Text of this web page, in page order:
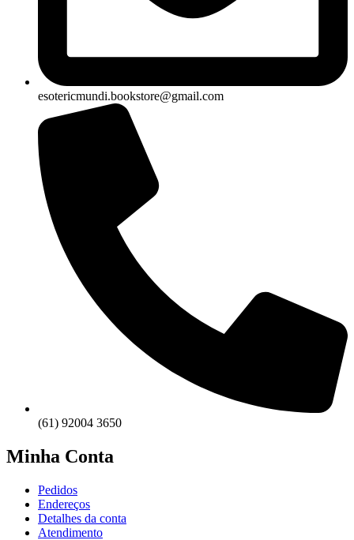
esotericmundi.bookstore@gmail.com
(61) 92004 3650
Minha Conta
Pedidos
Endereços
Detalhes da conta
Atendimento